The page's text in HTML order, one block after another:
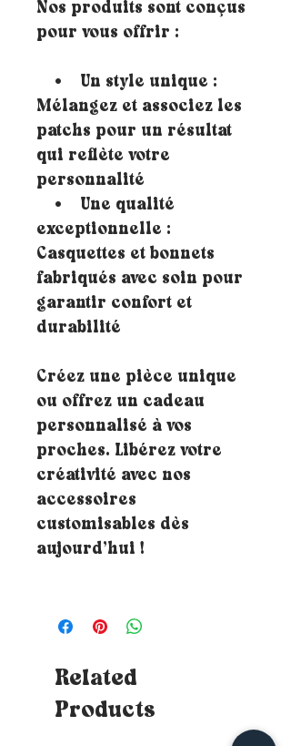
Nos produits sont conçus
pour vous offrir :
• Un style unique :
Mélangez et associez les
patchs pour un résultat
qui reflète votre
personnalité
• Une qualité
exceptionnelle :
Casquettes et bonnets
fabriqués avec soin pour
garantir confort et
durabilité
Créez une pièce unique
ou offrez un cadeau
personnalisé à vos
proches. Libérez votre
créativité avec nos
accessoires
customisables dès
aujourd’hui !
Related
Products